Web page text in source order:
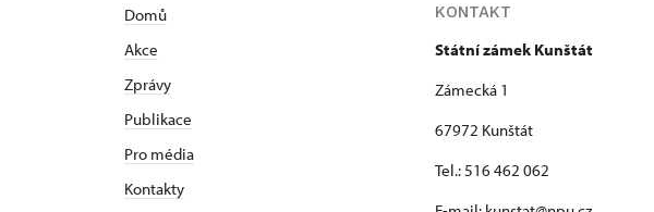
Domů
Akce
Zprávy
Publikace
Pro média
Kontakty
KONTAKT
Státní zámek Kunštát
Zámecká 1
67972 Kunštát
Tel.: 516 462 062